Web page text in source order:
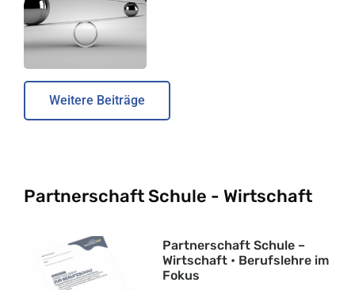
Weitere Beiträge
Partnerschaft Schule - Wirtschaft
Partnerschaft Schule –
Wirtschaft • Berufslehre im
Fokus